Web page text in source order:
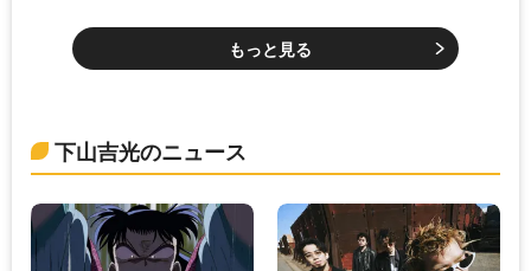
もっと見る
下山吉光のニュース